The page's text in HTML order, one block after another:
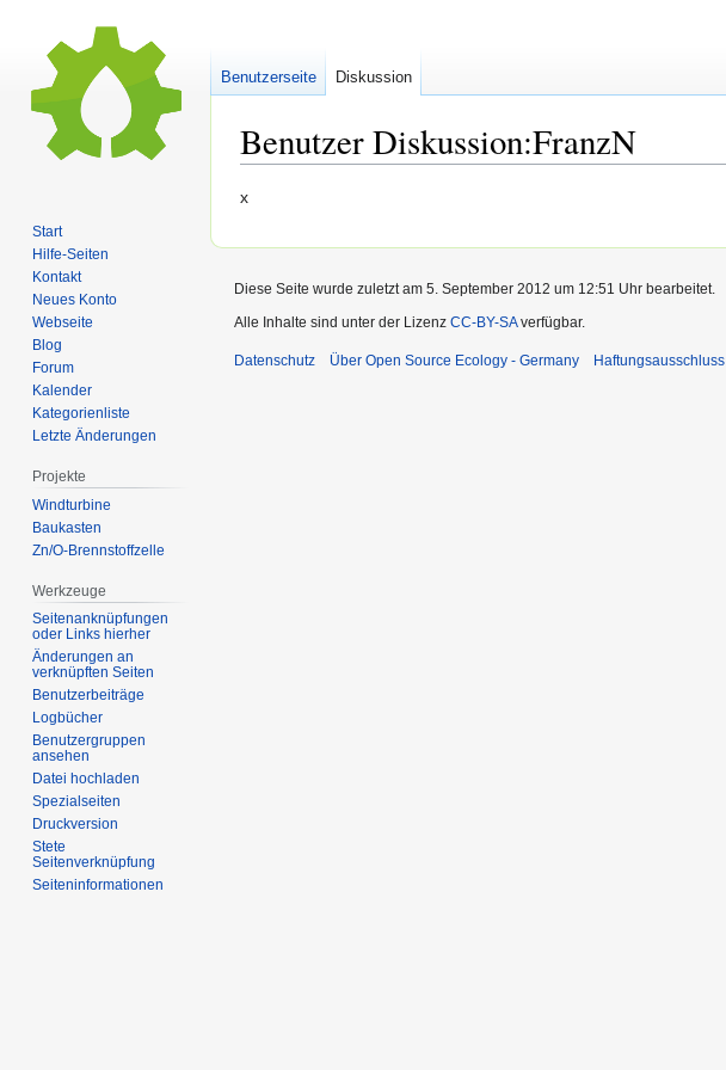
Benutzer Diskussion:FranzN
Zur
springen
Zur
springen
x
Benutzerseite Diskussion
Start
Hilfe-Seiten
Kontakt
Neues Konto
Webseite
Blog
Forum
Kalender
Kategorienliste
Letzte Änderungen
Projekte
Windturbine
Baukasten
Zn/O-Brennstoffzelle
Werkzeuge
Seitenanknüpfungen
oder Links hierher
Änderungen an
verknüpften Seiten
Benutzerbeiträge
Logbücher
Benutzergruppen
ansehen
Datei hochladen
Spezialseiten
Druckversion
Stete
Seitenverknüpfung
Seiten­informationen
Diese Seite wurde zuletzt am 5. September 2012 um 12:51 Uhr bearbeitet.
Alle Inhalte sind unter der Lizenz CC-BY-SAverfügbar.
Datenschutz Über Open Source Ecology - Germany Haftungsausschluss